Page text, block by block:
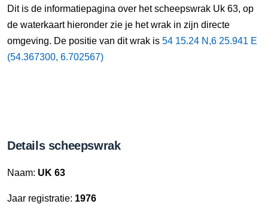
Dit is de informatiepagina over het scheepswrak Uk 63, op
de waterkaart hieronder zie je het wrak in zijn directe
omgeving. De positie van dit wrak is 54 15.24 N,6 25.941 E
(54.367300, 6.702567)
Details scheepswrak
Naam: UK 63
Jaar registratie: 1976